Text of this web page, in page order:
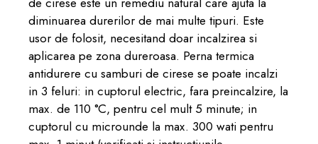
diminuarea durerilor de mai multe tipuri. Este
usor de folosit, necesitand doar incalzirea si
aplicarea pe zona dureroasa. Perna termica
antidurere cu samburi de cirese se poate incalzi
in 3 feluri: in cuptorul electric, fara preincalzire, la
max. de 110 °C, pentru cel mult 5 minute; in
cuptorul cu microunde la max. 300 wati pentru